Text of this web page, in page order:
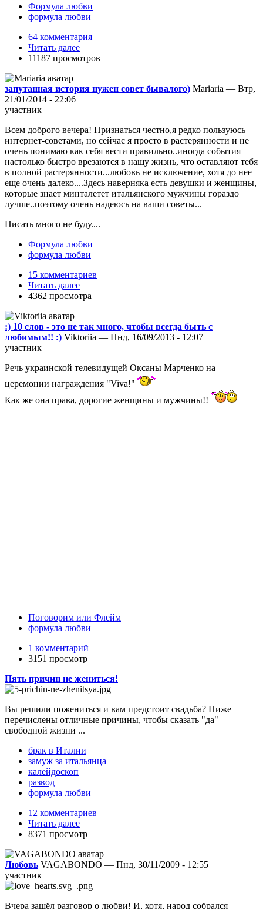
Формула любви
формула любви
64 комментария
Читать далее
11187 просмотров
запутанная история нужен совет бывалого) Mariaria — Втр,
21/01/2014 - 22:06
участник
Всем доброго вечера! Признаться честно,я редко пользуюсь
интернет-советами, но сейчас я просто в растерянности и не
очень понимаю как себя вести правильно..иногда события
настолько быстро врезаются в нашу жизнь, что оставляют тебя
в полной растерянности...любовь не исключение, хотя до нее
еще очень далеко....Здесь наверняка есть девушки и женщины,
которые знает минталетет итальянского мужчины гораздо
лучше..поэтому очень надеюсь на ваши советы...
Писать много не буду....
Формула любви
формула любви
15 комментариев
Читать далее
4362 просмотра
:) 10 слов - это не так много, чтобы всегда быть с
любимым!! :) Viktoriia — Пнд, 16/09/2013 - 12:07
участник
Речь украинской телевидущей Оксаны Марченко на
церемонии награждения "Viva!"
Как же она права, дорогие женщины и мужчины!!
Поговорим или Флейм
формула любви
1 комментарий
3151 просмотр
Пять причин не жениться!
Вы решили пожениться и вам предстоит свадьба? Ниже
перечислены отличные причины, чтобы сказать "да"
свободной жизни ...
брак в Италии
замуж за итальянца
калейдоскоп
развод
формула любви
12 комментариев
Читать далее
8371 просмотр
Любовь VAGABONDO — Пнд, 30/11/2009 - 12:55
участник
Вчера зашёл разговор о любви! И, хотя, народ собрался